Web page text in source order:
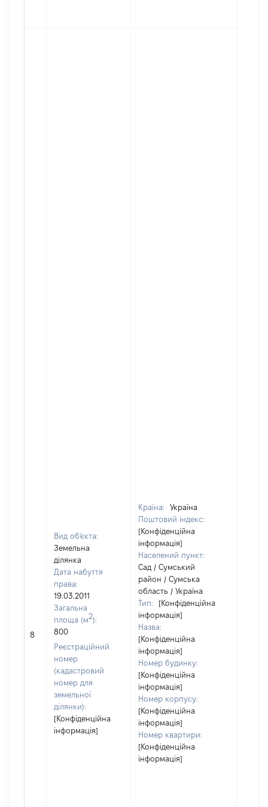
8
Вид об'єкта:
Земельна
ділянка
Дата набуття
права:
19.03.2011
Загальна
площа (м2):
800
Реєстраційний
номер
(кадастровий
номер для
земельної
ділянки):
[Конфіденційна
інформація]
Країна:
Україна
Поштовий індекс:
[Конфіденційна
інформація]
Населений пункт:
Сад / Сумський
район / Сумська
область / Україна
Тип:
[Конфіденційна
інформація]
Назва:
[Конфіденційна
інформація]
Номер будинку:
[Конфіденційна
інформація]
Номер корпусу:
[Конфіденційна
інформація]
Номер квартири:
[Конфіденційна
інформація]